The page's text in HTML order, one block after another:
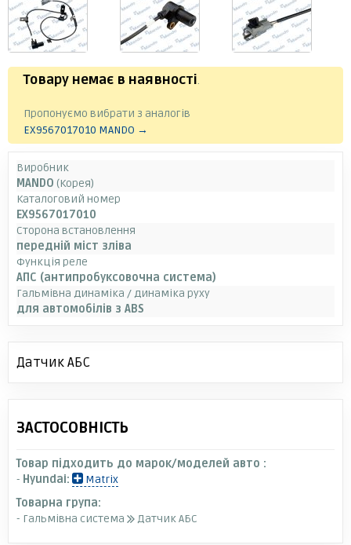
Товару немає в наявності.
Пропонуємо вибрати з аналогів
EX9567017010 MANDO →
Виробник
MANDO (Корея)
Каталоговий номер
EX9567017010
Сторона встановлення
передній міст зліва
Функція реле
АПС (антипробуксовочна система)
Гальмівна динаміка / динаміка руху
для автомобілів з ABS
Датчик АБС
ЗАСТОСОВНІСТЬ
Товар підходить до марок/моделей авто :
- Hyundai:
Matrix
Товарна група:
- Гальмівна система
Датчик АБС